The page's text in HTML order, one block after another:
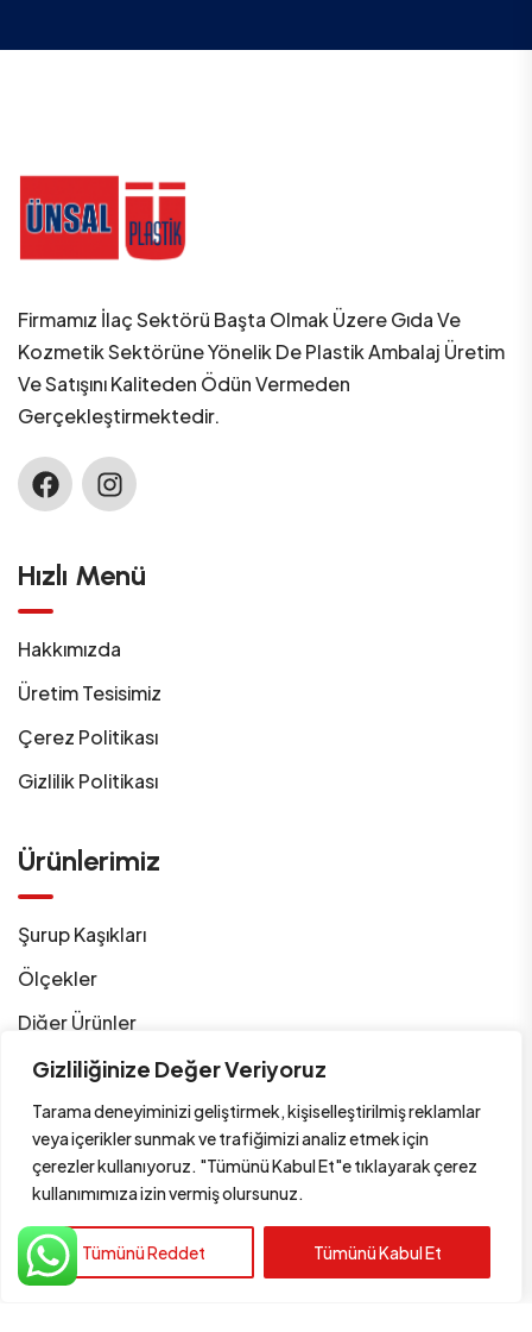
Gizliliğinize Değer Veriyoruz
Tarama deneyiminizi geliştirmek, kişiselleştirilmiş reklamlar
veya içerikler sunmak ve trafiğimizi analiz etmek için
çerezler kullanıyoruz. "Tümünü Kabul Et"e tıklayarak çerez
kullanımımıza izin vermiş olursunuz.
Tümünü Reddet Tümünü Kabul Et
Firmamız İlaç Sektörü Başta Olmak Üzere Gıda Ve
Kozmetik Sektörüne Yönelik De Plastik Ambalaj Üretim
Ve Satışını Kaliteden Ödün Vermeden
Gerçekleştirmektedir.
Hızlı Menü
Hakkımızda
Üretim Tesisimiz
Çerez Politikası
Gizlilik Politikası
Ürünlerimiz
Şurup Kaşıkları
Ölçekler
Diğer Ürünler
Bize Ulaşın
+90 212 441 0 867
info@unsalplastik.com.tr
Maltepe Mah. Yedikule Çırpıcı Yolu Sok. Akınsal
Sanayi Sitesi No7/3 41 Merkez Zeytinburnu /